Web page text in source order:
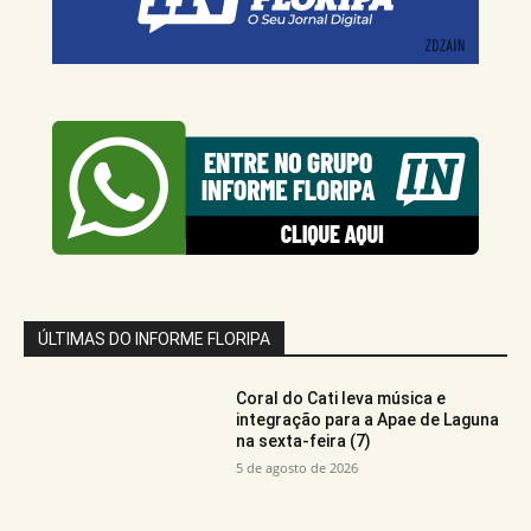
ÚLTIMAS DO INFORME FLORIPA
Coral do Cati leva música e
integração para a Apae de Laguna
na sexta-feira (7)
5 de agosto de 2026